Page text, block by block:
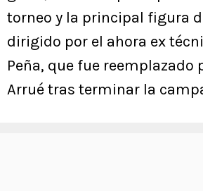
torneo y la principal figura
dirigido por el ahora ex
Peña, que fue reemplazado
Arrué tras terminar la